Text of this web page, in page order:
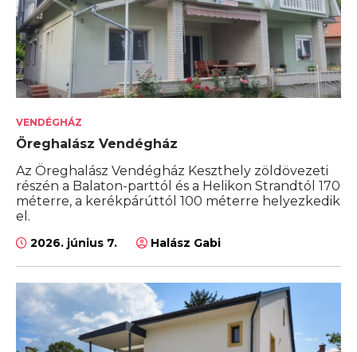
VENDÉGHÁZ
Öreghalász Vendégház
Az Öreghalász Vendégház Keszthely zöldövezeti
részén a Balaton-parttól és a Helikon Strandtól 170
méterre, a kerékpárúttól 100 méterre helyezkedik
el.
2026. június 7. Halász Gabi